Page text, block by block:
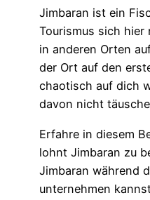
Jimbaran ist ein
Tourismus sich
in anderen Orten
der Ort auf den
chaotisch auf dich
davon nicht
Erfahre in diesem
lohnt Jimbaran zu
Jimbaran während
unternehmen